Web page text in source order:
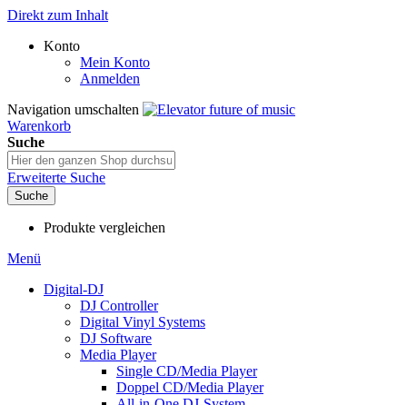
Direkt zum Inhalt
Konto
Mein Konto
Anmelden
Navigation umschalten
Warenkorb
Suche
Erweiterte Suche
Suche
Produkte vergleichen
Menü
Digital-DJ
DJ Controller
Digital Vinyl Systems
DJ Software
Media Player
Single CD/Media Player
Doppel CD/Media Player